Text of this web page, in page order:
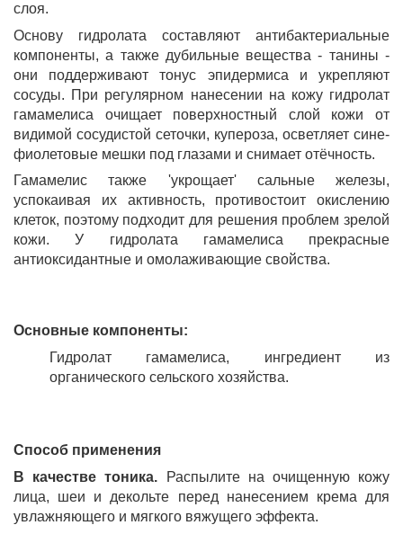
слоя.
Основу гидролата составляют антибактериальные
компоненты, а также дубильные вещества - танины -
они поддерживают тонус эпидермиса и укрепляют
сосуды. При регулярном нанесении на кожу гидролат
гамамелиса очищает поверхностный слой кожи от
видимой сосудистой сеточки, купероза, осветляет сине-
фиолетовые мешки под глазами и снимает отёчность.
Гамамелис также 'укрощает' сальные железы,
успокаивая их активность, противостоит окислению
клеток, поэтому подходит для решения проблем зрелой
кожи. У гидролата гамамелиса прекрасные
антиоксидантные и омолаживающие свойства.
Основные компоненты:
Гидролат гамамелиса, ингредиент из
органического сельского хозяйства.
Способ применения
В качестве тоника.
Распылите на очищенную кожу
лица, шеи и декольте перед нанесением крема для
увлажняющего и мягкого вяжущего эффекта.